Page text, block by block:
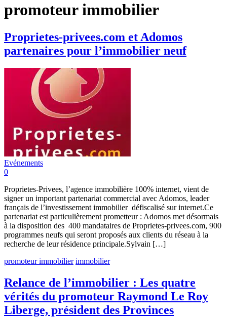
promoteur immobilier
Proprietes-privees.com et Adomos
partenaires pour l’immobilier neuf
Evénements
0
Proprietes-Privees, l’agence immobilière 100% internet, vient de
signer un important partenariat commercial avec Adomos, leader
français de l’investissement immobilier défiscalisé sur internet.Ce
partenariat est particulièrement prometteur : Adomos met désormais
à la disposition des 400 mandataires de Proprietes-privees.com, 900
programmes neufs qui seront proposés aux clients du réseau à la
recherche de leur résidence principale.Sylvain […]
promoteur immobilier immobilier
Relance de l’immobilier : Les quatre
vérités du promoteur Raymond Le Roy
Liberge, président des Provinces